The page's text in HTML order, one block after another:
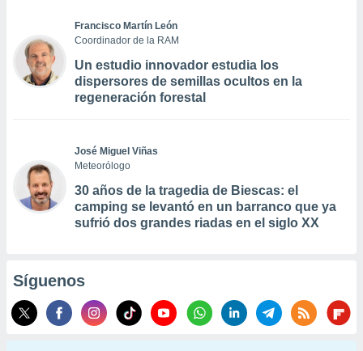
Francisco Martín León
Coordinador de la RAM
Un estudio innovador estudia los
dispersores de semillas ocultos en la
regeneración forestal
José Miguel Viñas
Meteorólogo
30 años de la tragedia de Biescas: el
camping se levantó en un barranco que ya
sufrió dos grandes riadas en el siglo XX
Síguenos